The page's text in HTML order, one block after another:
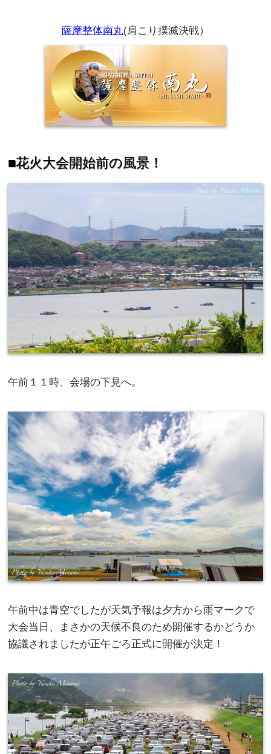
薩摩整体南丸(肩こり撲滅決戦）
■花火大会開始前の風景！
午前１１時、会場の下見へ。
午前中は青空でしたが天気予報は夕方から雨マークで
大会当日、まさかの天候不良のため開催するかどうか
協議されましたが正午ごろ正式に開催が決定！